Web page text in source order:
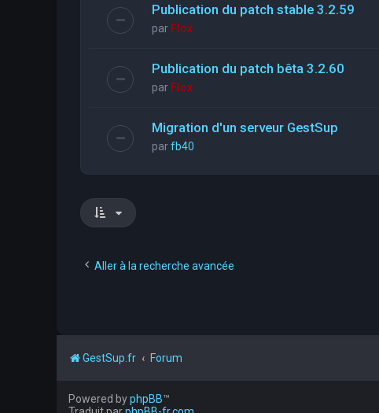
Publication du patch stable 3.2.59
par Flox
Publication du patch bêta 3.2.60
par Flox
Migration d'un serveur GestSup
parfb40
Aller à la recherche avancée
GestSup.fr Forum
Powered byphpBB™